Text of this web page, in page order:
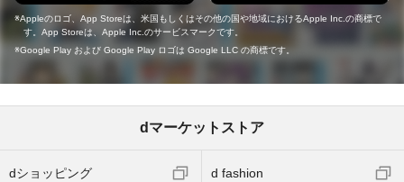
Appleのロゴ、App Storeは、米国もしくはその他の国や地域におけるApple Inc.の商標で
す。App Storeは、Apple Inc.のサービスマークです。
Google Play および Google Play ロゴは Google LLC の商標です。
dマーケットストア
dショッピング d fashion